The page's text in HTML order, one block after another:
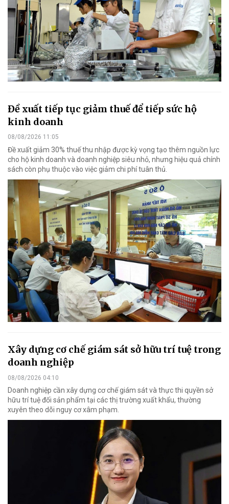
Đề xuất tiếp tục giảm thuế để tiếp sức hộ
kinh doanh
08/08/2026 11:05
Đề xuất giảm 30% thuế thu nhập được kỳ vọng tạo thêm nguồn lực
cho hộ kinh doanh và doanh nghiệp siêu nhỏ, nhưng hiệu quả chính
sách còn phụ thuộc vào việc giảm chi phí tuân thủ.
Xây dựng cơ chế giám sát sở hữu trí tuệ trong
doanh nghiệp
08/08/2026 04:10
Doanh nghiệp cần xây dựng cơ chế giám sát và thực thi quyền sở
hữu trí tuệ đối sản phẩm tại các thị trường xuất khẩu, thường
xuyên theo dõi nguy cơ xâm phạm.